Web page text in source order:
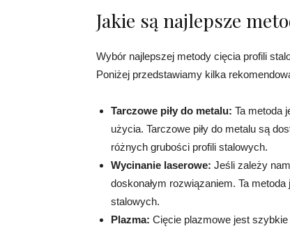
Jakie są najlepsze
Wybór najlepszej metody cięcia profili
Poniżej przedstawiamy kilka
Tarczowe piły do metalu: Ta metoda
użycia. Tarczowe piły do metalu są
różnych grubości profili stalowych.
Wycinanie laserowe: Jeśli zależy
doskonałym rozwiązaniem. Ta
stalowych.
Plazma: Cięcie plazmowe jest